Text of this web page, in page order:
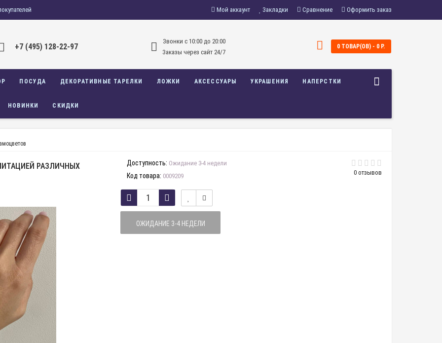
Мой аккаунт Закладки Сравнение Оформить заказ
+7 (495) 128-22-97
Звонки c 10:00 до 20:00
Заказы через сайт 24/7
0 ТОВАР(ОВ) - 0 Р.
ПОСУДА ДЕКОРАТИВНЫЕ ТАРЕЛКИ ЛОЖКИ АКСЕССУАРЫ УКРАШЕНИЯ НАПЕРСТКИ
НОВИНКИ СКИДКИ
РАЗЛИЧНЫХ
0 отзывов
Доступность: Ожидание 3-4 недели
Код товара: 0009209
ОЖИДАНИЕ 3-4 НЕДЕЛИ